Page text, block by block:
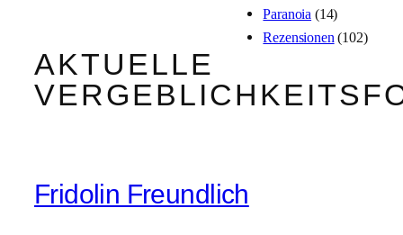
Paranoia (14)
Rezensionen (102)
AKTUELLE
Fridolin Freundlich